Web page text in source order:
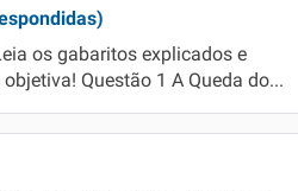
os gabaritos explicados e
Questão 1 A Queda do...